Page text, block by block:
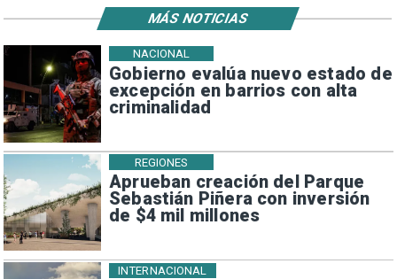
Gobierno evalúa nuevo estado de
excepción en barrios con alta
criminalidad
NACIONAL
Aprueban creación del Parque
Sebastián Piñera con inversión
de $4 mil millones
REGIONES
INTERNACIONAL
MÁS NOTICIAS